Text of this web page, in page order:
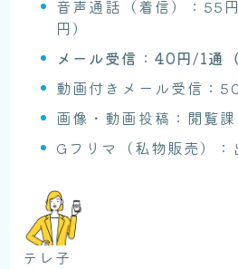
音声通話（着信）：55
円）
メール受信 ： 40円/1通
動画付きメール受信：
画像・動画投稿：閲覧課
Gフリマ（私物販売）
テレ子